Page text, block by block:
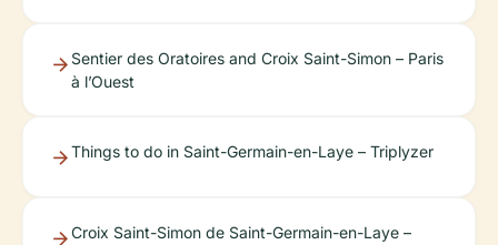
Sentier des Oratoires and Croix Saint-Simon – Paris
à l’Ouest
Things to do in Saint-Germain-en-Laye – Triplyzer
Croix Saint-Simon de Saint-Germain-en-Laye –